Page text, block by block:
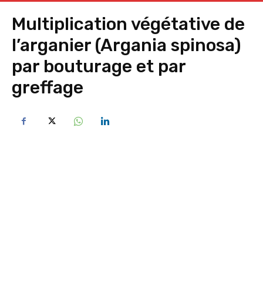
Multiplication végétative de
l’arganier (Argania spinosa)
par bouturage et par
greffage